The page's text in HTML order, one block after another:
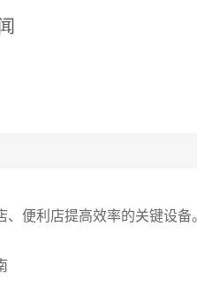
利店提高效率的关键设备